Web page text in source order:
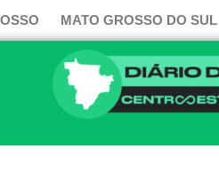
MATO GROSSO DO SUL